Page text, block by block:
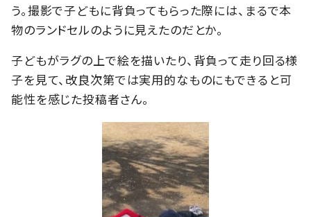
う。撮影で子どもに背負ってもらった際には、まるで本
物のランドセルのように見えたのだとか。
子どもがラグの上で絵を描いたり、背負って走り回る様
子を見て、改良次第では実用的なものにもできると可
能性を感じた投稿者さん。